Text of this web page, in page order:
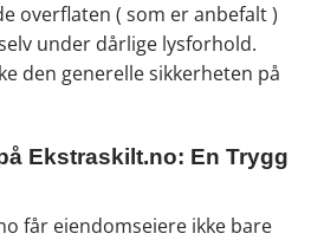
overflaten ( som er anbefalt )
under dårlige lysforhold.
den generelle sikkerheten på
Ekstraskilt.no: En Trygg
får eiendomseiere ikke bare